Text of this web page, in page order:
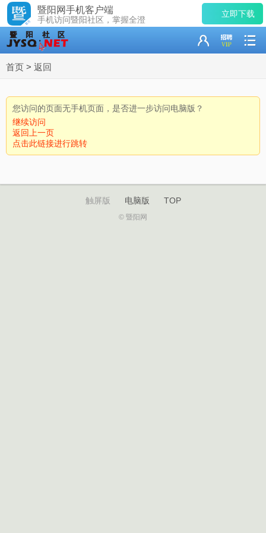
暨阳网手机客户端
手机访问暨阳社区，掌握全澄
立即下载
首页 > 返回
您访问的页面无手机页面，是否进一步访问电脑版？
继续访问
返回上一页
点击此链接进行跳转
触屏版 电脑版 TOP
© 暨阳网